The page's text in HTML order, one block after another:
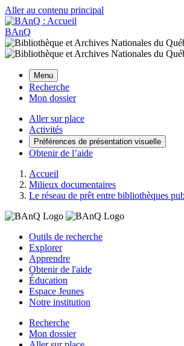
Aller au contenu principal
BAnQ
Menu
Recherche
Mon dossier
Aller sur place
Activités
Préférences de présentation visuelle
Obtenir de l’aide
Accueil
Milieux documentaires
Le réseau de prêt entre bibliothèques
Outils de recherche
Explorer
Apprendre
Obtenir de l'aide
Éducation
Espace Jeunes
Notre institution
Recherche
Mon dossier